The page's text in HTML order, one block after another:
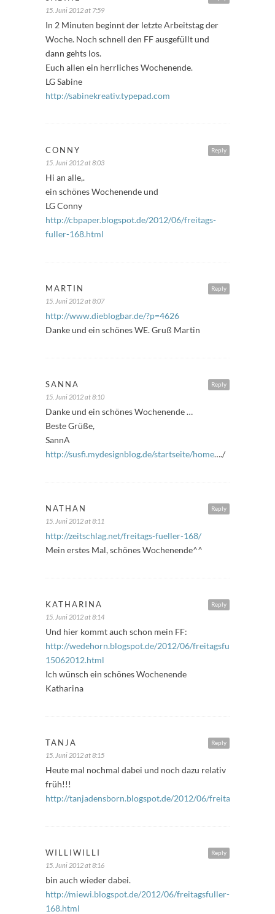
15. Juni 2012 at 7:59
In 2 Minuten beginnt der letzte Arbeitstag der
Woche. Noch schnell den FF ausgefüllt und
dann gehts los.
Euch allen ein herrliches Wochenende.
LG Sabine
http://sabinekreativ.typepad.com
Reply
CONNY
15. Juni 2012 at 8:03
Hi an alle,.
ein schönes Wochenende und
LG Conny
http://cbpaper.blogspot.de/2012/06/freitags-
fuller-168.html
Reply
MARTIN
15. Juni 2012 at 8:07
http://www.dieblogbar.de/?p=4626
Danke und ein schönes WE. Gruß Martin
Reply
SANNA
15. Juni 2012 at 8:10
Danke und ein schönes Wochenende …
Beste Grüße,
SannA
http://susfi.mydesignblog.de/startseite/home…./
Reply
NATHAN
15. Juni 2012 at 8:11
http://zeitschlag.net/freitags-fueller-168/
Mein erstes Mal, schönes Wochenende^^
Reply
KATHARINA
15. Juni 2012 at 8:14
Und hier kommt auch schon mein FF:
http://wedehorn.blogspot.de/2012/06/freitagsfuller-
15062012.html
Ich wünsch ein schönes Wochenende
Katharina
Reply
TANJA
15. Juni 2012 at 8:15
Heute mal nochmal dabei und noch dazu relativ
früh!!!
http://tanjadensborn.blogspot.de/2012/06/
Reply
WILLIWILLI
15. Juni 2012 at 8:16
bin auch wieder dabei.
http://miewi.blogspot.de/2012/06/freitagsfuller-
168.html